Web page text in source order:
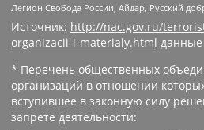
Легион Свобода России, Айдар, Русский
Источник: http://nac.gov.ru/
organizacii-i-materialy.html данные
* Перечень общественных
организаций в отношении
вступившее в законную силу
запрете деятельности: